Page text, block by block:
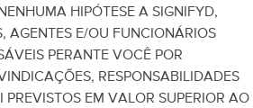
HIPÓTESE A SIGNIFYD,
AGENTES E/OU FUNCIONÁRIOS
PERANTE VOCÊ POR
RESPONSABILIDADES
EM VALOR SUPERIOR AO